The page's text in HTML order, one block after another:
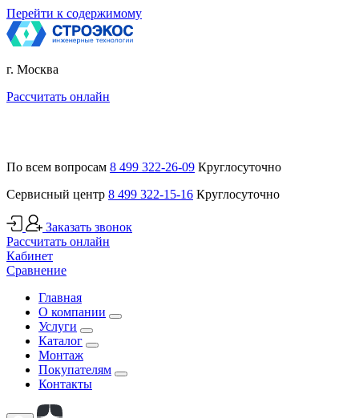
Перейти к содержимому
г. Москва
Рассчитать онлайн
По всем вопросам 8 499 322-26-09 Круглосуточно
Сервисный центр 8 499 322-15-16 Круглосуточно
Заказать звонок
Рассчитать онлайн
Кабинет
Сравнение
Главная
О компании
Услуги
Каталог
Монтаж
Покупателям
Контакты